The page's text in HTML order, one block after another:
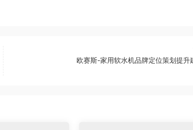
欧赛斯-家用软水机品牌定位策划提升